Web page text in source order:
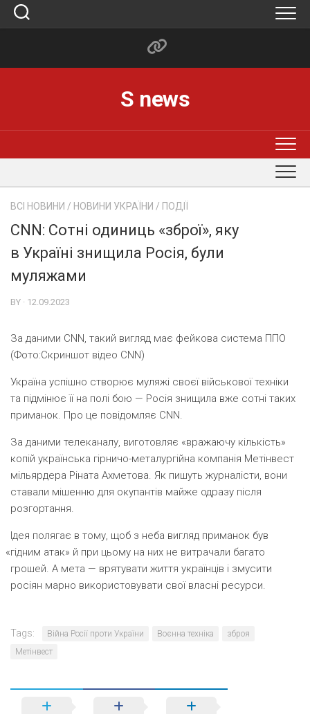
Skip
S news
ВСІ НОВИНИ / НОВИНИ УКРАЇНИ / ПОДІЇ
CNN: Сотні одиниць «зброї», яку
в Україні знищила Росія, були
муляжами
BY · 12.09.2023
За даними СNN, такий вигляд має фейкова система ППО
(Фото:Скриншот відео CNN)
Україна успішно створює муляжі своєї військової техніки
та підмінює її на полі бою — Росія знищила вже сотні таких
приманок. Про це повідомляє CNN.
За даними телеканалу, виготовляє «вражаючу кількість»
копій українська гірничо-металургійна компанія Метінвест
мільярдера Ріната Ахметова. Як пишуть журналісти, вони
ставали мішенню для окупантів майже одразу після
розгортання.
Ідея полягає в тому, щоб з неба вигляд приманок був
«гідним атак» й при цьому на них не витрачали багато
грошей. А мета — врятувати життя українців і змусити
росіян марно використовувати свої власні ресурси.
Tags: Війна Росії проти України Воєнна техніка
зброя
Метінвест